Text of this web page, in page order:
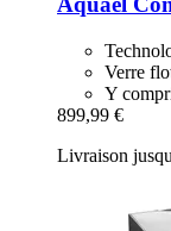
Verre
Y
899,99 €
Livraison